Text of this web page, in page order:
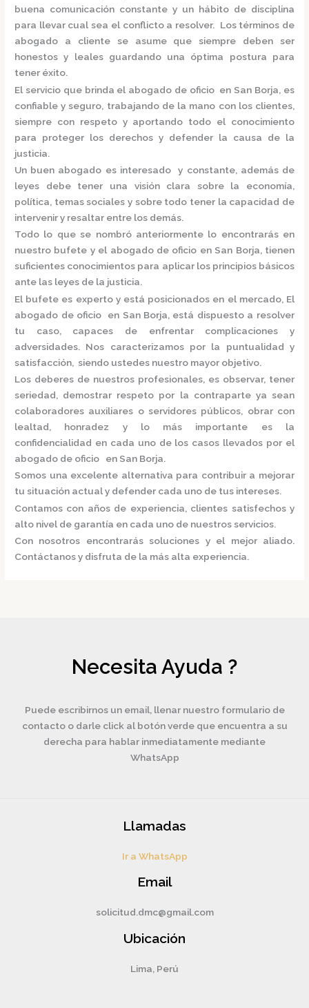
buena comunicación constante y un hábito de disciplina
para llevar cual sea el conflicto a resolver. Los términos de
abogado a cliente se asume que siempre deben ser
honestos y leales guardando una óptima postura para
tener éxito.
El servicio que brinda el abogado de oficio en San Borja, es
confiable y seguro, trabajando de la mano con los clientes,
siempre con respeto y aportando todo el conocimiento
para proteger los derechos y defender la causa de la
justicia.
Un buen abogado es interesado y constante, además de
leyes debe tener una visión clara sobre la economía,
política, temas sociales y sobre todo tener la capacidad de
intervenir y resaltar entre los demás.
Todo lo que se nombró anteriormente lo encontrarás en
nuestro bufete y el abogado de oficio en San Borja, tienen
suficientes conocimientos para aplicar los principios básicos
ante las leyes de la justicia.
El bufete es experto y está posicionados en el mercado, El
abogado de oficio en San Borja, está dispuesto a resolver
tu caso, capaces de enfrentar complicaciones y
adversidades. Nos caracterizamos por la puntualidad y
satisfacción, siendo ustedes nuestro mayor objetivo.
Los deberes de nuestros profesionales, es observar, tener
seriedad, demostrar respeto por la contraparte ya sean
colaboradores auxiliares o servidores públicos, obrar con
lealtad, honradez y lo más importante es la
confidencialidad en cada uno de los casos llevados por el
abogado de oficio en San Borja.
Somos una excelente alternativa para contribuir a mejorar
tu situación actual y defender cada uno de tus intereses.
Contamos con años de experiencia, clientes satisfechos y
alto nivel de garantía en cada uno de nuestros servicios.
Con nosotros encontrarás soluciones y el mejor aliado.
Contáctanos y disfruta de la más alta experiencia.
Necesita Ayuda ?
Puede escribirnos un email, llenar nuestro formulario de
contacto o darle click al botón verde que encuentra a su
derecha para hablar inmediatamente mediante
WhatsApp
Llamadas
Ir a WhatsApp
Email
solicitud.dmc@gmail.com
Ubicación
Lima, Perú